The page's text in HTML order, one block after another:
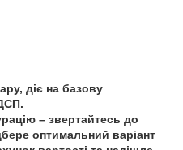
діє на базову
– звертайтесь до
оптимальний варіант